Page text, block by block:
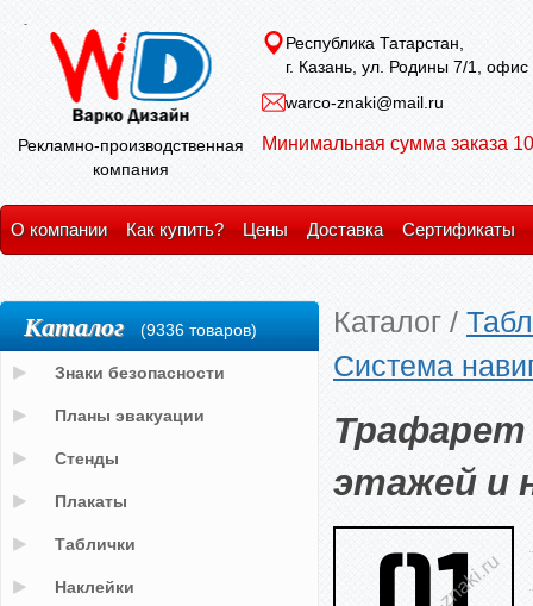
Рекламно-производственная
компания
Республика Татарстан,
г. Казань, ул. Родины 7/1, офис
warco-znaki@mail.ru
Минимальная сумма заказа
О компании Как купить? Цены Доставка Сертификаты
Каталог /
Система
Трафарет
этажей и
Каталог (9336 товаров)
Знаки безопасности
Планы эвакуации
Стенды
Плакаты
Таблички
Наклейки